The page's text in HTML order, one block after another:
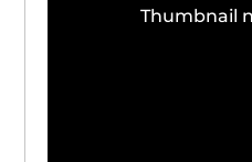
Thumbnail